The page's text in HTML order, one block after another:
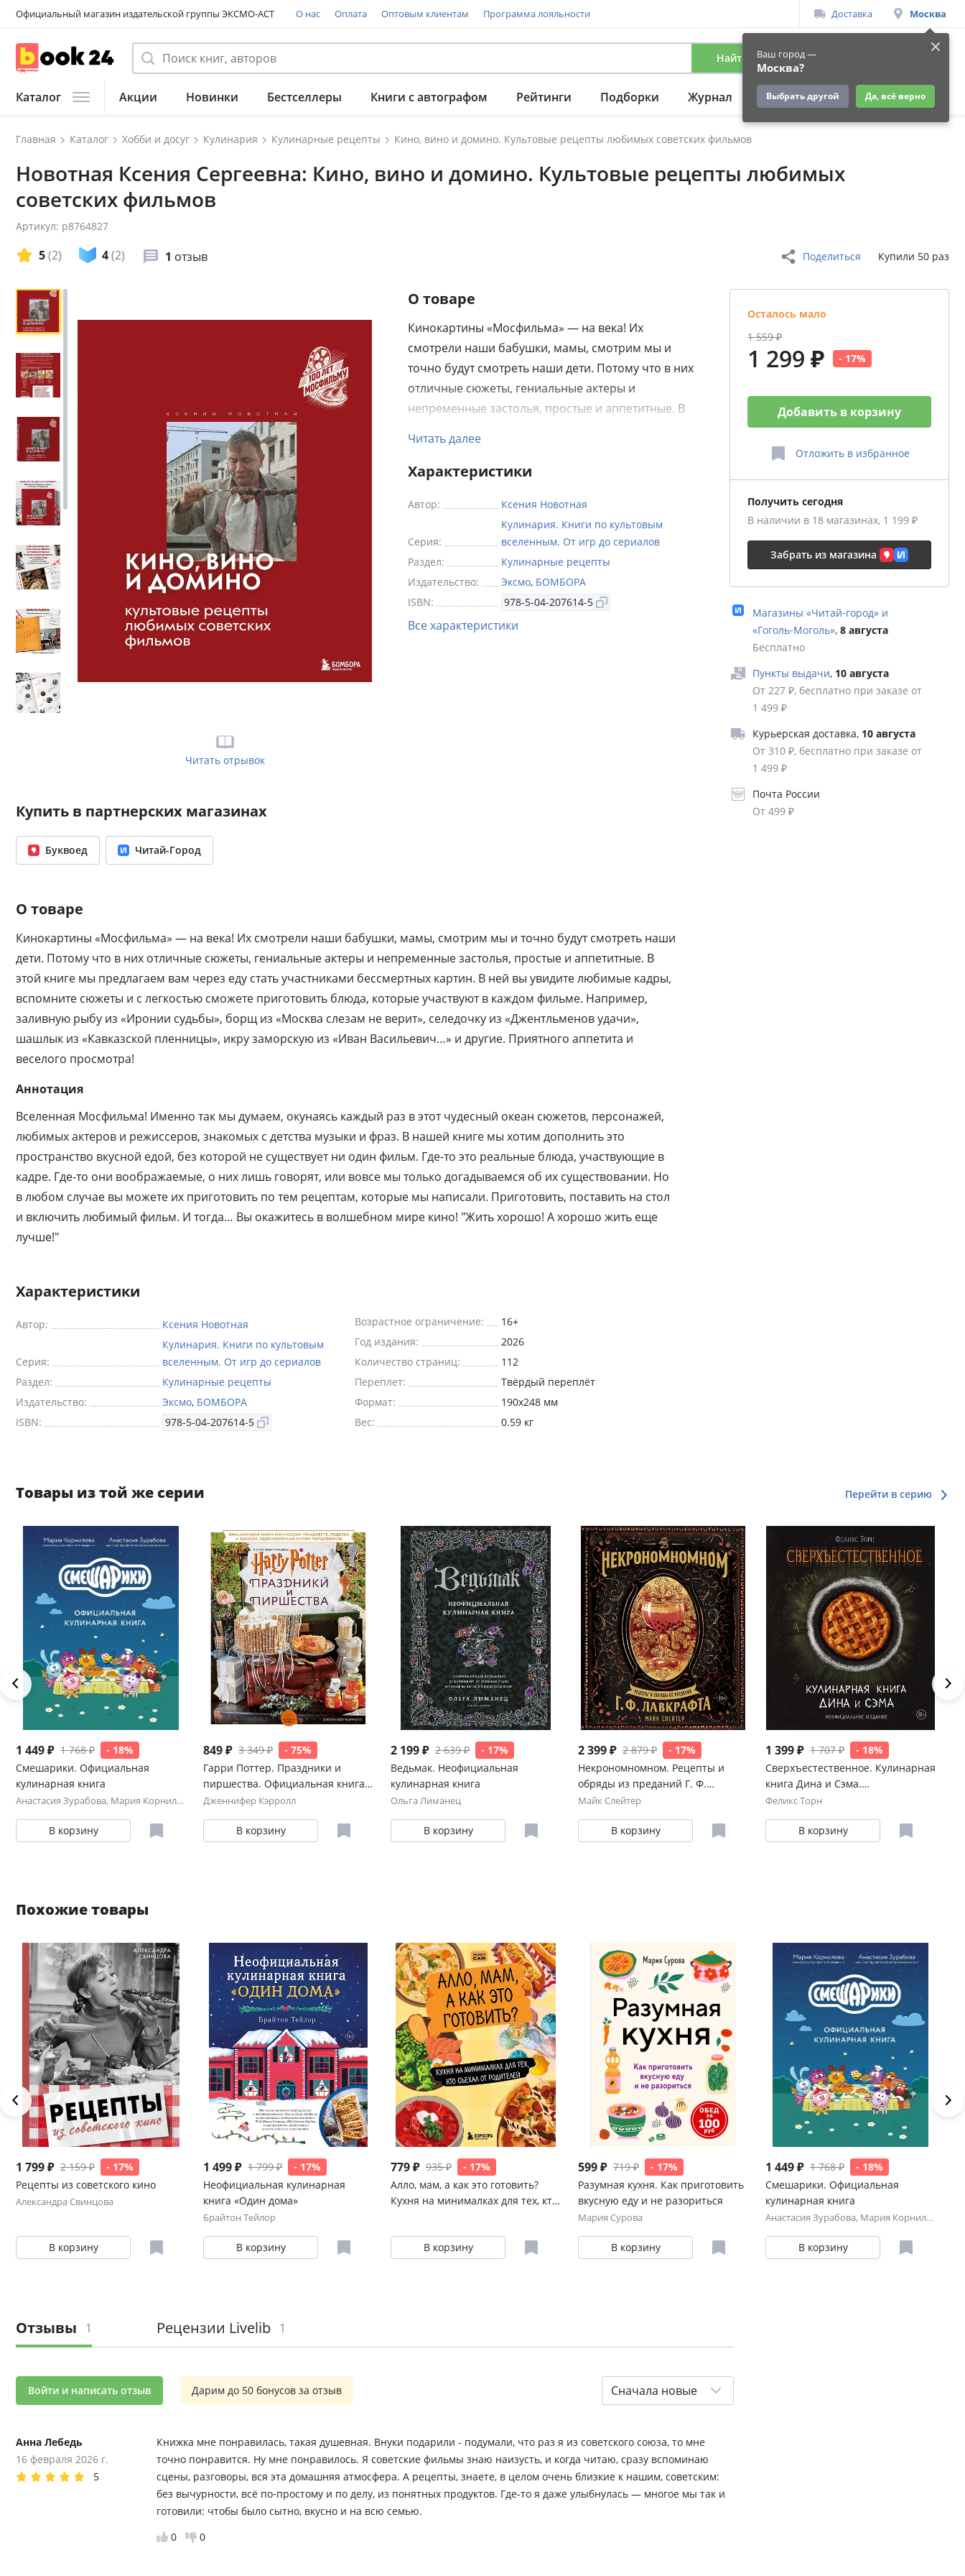
Официальный магазин издательской группы ЭКСМО-АСТ О нас Оплата Оптовым клиентам Программа лояльности Доставка Москва
Ваш город —
Москва?
Выбрать другой Да, всё верно
Найти Вход
Каталог Акции Новинки Бестселлеры Книги с автографом Рейтинги Подборки Журнал Подарки Ещё
Главная Каталог Хобби и досуг Кулинария Кулинарные рецепты Кино, вино и домино. Культовые рецепты любимых советских фильмов
Новотная Ксения Сергеевна: Кино, вино и домино. Культовые рецепты любимых
советских фильмов
Артикул: p8764827
5(2) 4(2) 1 отзыв Поделиться Купили 50 раз
Читать отрывок
О товаре
Кинокартины «Мосфильма» — на века! Их
смотрели наши бабушки, мамы, смотрим мы и
точно будут смотреть наши дети. Потому что в них
отличные сюжеты, гениальные актеры и
непременные застолья, простые и аппетитные. В
участниками бессмертных картин. В ней вы
увидите любимые кадры, вспомните сюжеты и с
участвуют в каждом фильме. Например, заливную
рыбу из «Иронии судьбы», борщ из «Москва
слезам не верит», селедочку из «Джентльменов
удачи», шашлык из «Кавказской пленницы», икру
заморскую из «Иван Васильевич…» и другие.
Приятного аппетита и веселого просмотра!
Читать далее
Характеристики
Автор: Ксения Новотная
Серия:
Кулинария. Книги по культовым
вселенным. От игр до сериалов
Раздел:
Кулинарные рецепты
Издательство:
Эксмо, БОМБОРА
ISBN:
978-5-04-207614-5
Все характеристики
Купить в партнерских магазинах
Буквоед Читай-Город
О товаре
Кинокартины «Мосфильма» — на века! Их смотрели наши бабушки, мамы, смотрим мы и точно будут смотреть наши
дети. Потому что в них отличные сюжеты, гениальные актеры и непременные застолья, простые и аппетитные. В
этой книге мы предлагаем вам через еду стать участниками бессмертных картин. В ней вы увидите любимые кадры,
вспомните сюжеты и с легкостью сможете приготовить блюда, которые участвуют в каждом фильме. Например,
заливную рыбу из «Иронии судьбы», борщ из «Москва слезам не верит», селедочку из «Джентльменов удачи»,
шашлык из «Кавказской пленницы», икру заморскую из «Иван Васильевич…» и другие. Приятного аппетита и
веселого просмотра!
Аннотация
Вселенная Мосфильма! Именно так мы думаем, окунаясь каждый раз в этот чудесный океан сюжетов, персонажей,
любимых актеров и режиссеров, знакомых с детства музыки и фраз. В нашей книге мы хотим дополнить это
пространство вкусной едой, без которой не существует ни один фильм. Где-то это реальные блюда, участвующие в
кадре. Где-то они воображаемые, о них лишь говорят, или вовсе мы только догадываемся об их существовании. Но
в любом случае вы можете их приготовить по тем рецептам, которые мы написали. Приготовить, поставить на стол
и включить любимый фильм. И тогда… Вы окажитесь в волшебном мире кино! "Жить хорошо! А хорошо жить еще
лучше!"
Характеристики
Автор: Ксения Новотная
Серия:
Кулинария. Книги по культовым
вселенным. От игр до сериалов
Раздел:
Кулинарные рецепты
Издательство:
Эксмо, БОМБОРА
ISBN:
978-5-04-207614-5
Возрастное ограничение:
16+
Год издания:
2026
Количество страниц:
112
Переплет:
Твёрдый переплёт
Формат:
190x248 мм
Вес:
0.59 кг
Осталось мало
1 559 ₽
1 299 ₽ - 17%
Добавить в корзину
Отложить в избранное
Получить сегодня
В наличии в 18 магазинах, 1 199 ₽
Забрать из магазина
Магазины «Читай‑город» и
«Гоголь‑Моголь», 8 августа
Бесплатно
Пункты выдачи, 10 августа
От 227 ₽, бесплатно при заказе от
1 499 ₽
Курьерская доставка, 10 августа
От 310 ₽, бесплатно при заказе от
1 499 ₽
Почта России
От 499 ₽
Товары из той же серии Перейти в серию
1 449 ₽ 1 768 ₽
- 18%
Смешарики. Официальная
кулинарная книга
Анастасия Зурабова, Мария Корнилова
В корзину
849 ₽ 3 349 ₽
- 75%
Гарри Поттер. Праздники и
пиршества. Официальная книга
по мотивам любимой
Дженнифер Кэрролл
В корзину
2 199 ₽ 2 639 ₽
- 17%
Ведьмак. Неофициальная
кулинарная книга
Ольга Лиманец
В корзину
2 399 ₽ 2 879 ₽
- 17%
Некрономномном. Рецепты и
обряды из преданий Г. Ф.
Лавкрафта
Майк Слейтер
В корзину
1 399 ₽ 1 707 ₽
- 18%
Сверхъестественное. Кулинарная
книга Дина и Сэма.
Неофициальное издание
Феликс Торн
В корзину
Похожие товары
1 799 ₽ 2 159 ₽
- 17%
Рецепты из советского кино
Александра Свинцова
В корзину
1 499 ₽ 1 799 ₽
- 17%
Неофициальная кулинарная
книга «Один дома»
Брайтон Тейлор
В корзину
779 ₽ 935 ₽
- 17%
Алло, мам, а как это готовить?
Кухня на минималках для тех, кто
В корзину
599 ₽ 719 ₽
- 17%
Разумная кухня. Как приготовить
вкусную еду и не разориться
Мария Сурова
В корзину
1 449 ₽ 1 768 ₽
- 18%
Смешарики. Официальная
кулинарная книга
Анастасия Зурабова, Мария Корнилова
В корзину
Отзывы 1 Рецензии Livelib 1
Войти и написать отзыв Дарим до 50 бонусов за отзыв Сначала новые
Анна Лебедь
16 февраля 2026 г.
5
Книжка мне понравилась, такая душевная. Внуки подарили - подумали, что раз я из советского союза, то мне
точно понравится. Ну мне понравилось. Я советские фильмы знаю наизусть, и когда читаю, сразу вспоминаю
сцены, разговоры, вся эта домашняя атмосфера. А рецепты, знаете, в целом очень близкие к нашим, советским:
без вычурности, всё по‑простому и по делу, из понятных продуктов. Где-то я даже улыбнулась — многое мы так и
готовили: чтобы было сытно, вкусно и на всю семью.
0
0